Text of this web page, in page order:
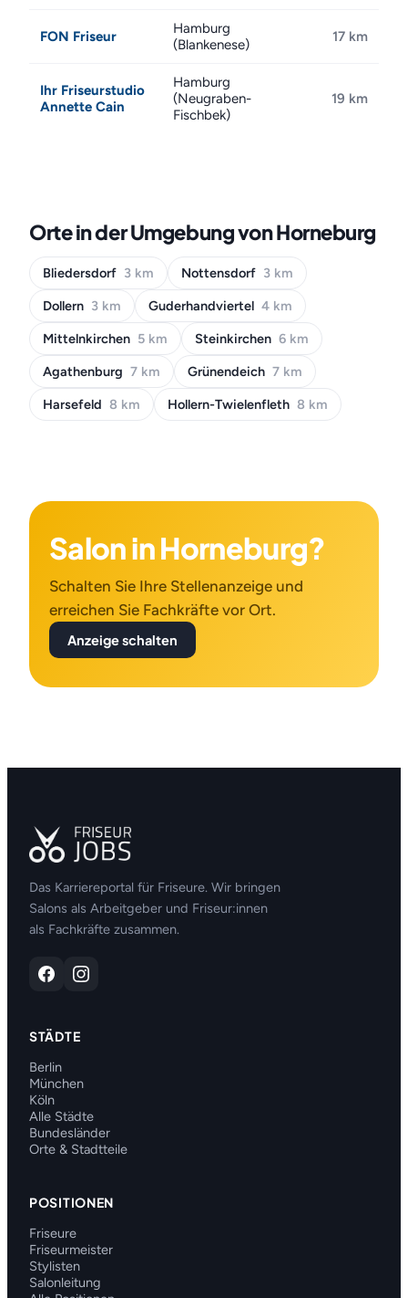
FON Friseur
Hamburg
(Blankenese)
17 km
Ihr Friseurstudio
Annette Cain
Hamburg
(Neugraben-
Fischbek)
19 km
Orte in der Umgebung von Horneburg
Bliedersdorf 3 km Nottensdorf 3 km
Dollern 3 km Guderhandviertel 4 km
Mittelnkirchen 5 km Steinkirchen 6 km
Agathenburg 7 km Grünendeich 7 km
Harsefeld 8 km Hollern-Twielenfleth 8 km
Salon in Horneburg?
Schalten Sie Ihre Stellenanzeige und
erreichen Sie Fachkräfte vor Ort.
Anzeige schalten
Das Karriereportal für Friseure. Wir bringen
Salons als Arbeitgeber und Friseur:innen
als Fachkräfte zusammen.
STÄDTE
Berlin
München
Köln
Alle Städte
Bundesländer
Orte & Stadtteile
POSITIONEN
Friseure
Friseurmeister
Stylisten
Salonleitung